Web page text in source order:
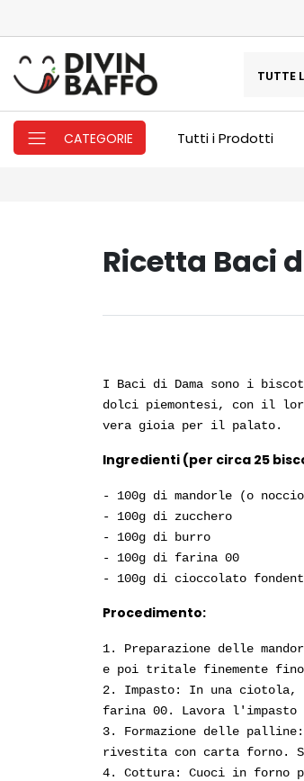
TUTTE
CATEGORIE Tutti i Prodotti
Ricetta Baci
I Baci di Dama sono i
dolci piemontesi, con il
vera gioia per il palato.
Ingredienti (per circa 25
- 100g di mandorle (o
- 100g di zucchero
- 100g di burro
- 100g di farina 00
- 100g di cioccolato
Procedimento:
1. Preparazione delle
e poi tritale finemente
2. Impasto: In una ciotola,
farina 00. Lavora l'impasto
3. Formazione delle
rivestita con carta forno.
4. Cottura: Cuoci in forno